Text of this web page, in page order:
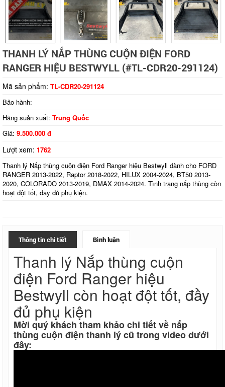
THANH LÝ NẮP THÙNG CUỘN ĐIỆN FORD
RANGER HIỆU BESTWYLL (#TL-CDR20-291124)
Mã sản phẩm: TL-CDR20-291124
Bảo hành:
Hãng suản xuất: Trung Quốc
Giá: 9.500.000 đ
Lượt xem: 1762
Thanh lý Nắp thùng cuộn điện Ford Ranger hiệu Bestwyll dành cho FORD
RANGER 2013-2022, Raptor 2018-2022, HILUX 2004-2024, BT50 2013-
2020, COLORADO 2013-2019, DMAX 2014-2024. Tình trạng nắp thùng còn
hoạt đột tốt, đầy đủ phụ kiện.
Thông tin chi tiết Bình luận
Thanh lý Nắp thùng cuộn
điện Ford Ranger hiệu
Bestwyll còn hoạt đột tốt, đầy
đủ phụ kiện
Mời quý khách tham khảo chi tiết về nắp
thùng cuộn điện thanh lý cũ trong video dưới
đây: